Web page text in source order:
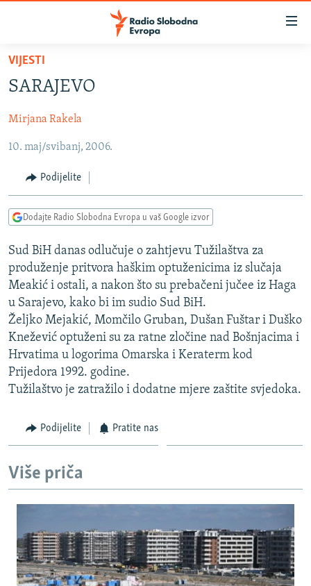
Pređite
glavni
Pređite
na
navigaciju
Pređite
na
pretragu
BOSNA I HERCEGOVINA
SRBIJA
KOSOVO
CRNA GORA
VIZUELNO
VIDEO
FOTOGALERIJE
INFOGRAFIKE
PODCASTI
RAT U UKRAJINI
KINA NA BALKANU
RSE PRIČE IZ SVIJETA
ISPRIČAJ MI
DNEVNO@RSE
SPECIJALI RSE
VIŠE OD NASLOVA
GENOCID U SREBRENICI
POPLAVE I KLIZIŠTA U BIH 2024.
TV LIBERTY
TRI DECENIJE OD RATA U BIH
SVE KARTE DEJTONA
Sve RFE/RL stranice
VIJESTI
SARAJEVO
Mirjana Rakela
10. maj/svibanj, 2006.
Podijelite
Dodajte Radio Slobodna Evropa u vaš Google izvor
Sud BiH danas odlučuje o zahtjevu Tužilaštva za
produženje pritvora haškim optuženicima iz slučaja
Meakić i ostali, a nakon što su prebačeni jučee iz Haga
u Sarajevo, kako bi im sudio Sud BiH.
Željko Mejakić, Momčilo Gruban, Dušan Fuštar i Duško
Knežević optuženi su za ratne zločine nad Bošnjacima i
Hrvatima u logorima Omarska i Keraterm kod
Prijedora 1992. godine.
Tužilaštvo je zatražilo i dodatne mjere zaštite svjedoka.
Podijelite Pratite nas
Više priča